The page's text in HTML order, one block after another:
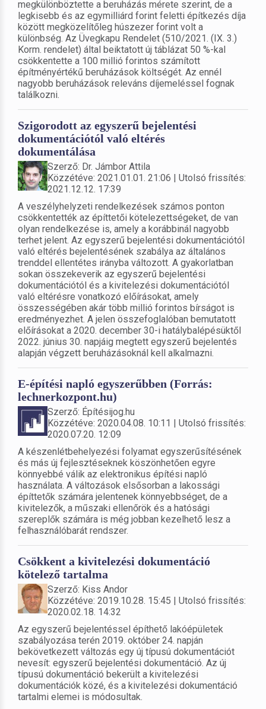
megkülönböztette a beruházás mérete szerint, de a
legkisebb és az egymilliárd forint feletti építkezés díja
között megközelítőleg húszezer forint volt a
különbség. Az Üvegkapu Rendelet (510/2021. (IX. 3.)
Korm. rendelet) által beiktatott új táblázat 50 %-kal
csökkentette a 100 millió forintos számított
építményértékű beruházások költségét. Az ennél
nagyobb beruházások releváns díjemeléssel fognak
találkozni.
Szigorodott az egyszerű bejelentési
dokumentációtól való eltérés
dokumentálása
Szerző: Dr. Jámbor Attila
Közzétéve: 2021.01.01. 21:06 | Utolsó frissítés:
2021.12.12. 17:39
A veszélyhelyzeti rendelkezések számos ponton
csökkentették az építtetői kötelezettségeket, de van
olyan rendelkezése is, amely a korábbinál nagyobb
terhet jelent. Az egyszerű bejelentési dokumentációtól
való eltérés bejelentésének szabálya az általános
trenddel ellentétes irányba változott. A gyakorlatban
sokan összekeverik az egyszerű bejelentési
dokumentációtól és a kivitelezési dokumentációtól
való eltérésre vonatkozó előírásokat, amely
összességében akár több millió forintos bírságot is
eredményezhet. A jelen összefoglalóban bemutatott
előírásokat a 2020. december 30-i hatálybalépésüktől
2022. június 30. napjáig megtett egyszerű bejelentés
alapján végzett beruházásoknál kell alkalmazni.
E-építési napló egyszerűbben (Forrás:
lechnerkozpont.hu)
Szerző: Építésijog.hu
Közzétéve: 2020.04.08. 10:11 | Utolsó frissítés:
2020.07.20. 12:09
A készenlétbehelyezési folyamat egyszerűsítésének
és más új fejlesztéseknek köszönhetően egyre
könnyebbé válik az elektronikus építési napló
használata. A változások elsősorban a lakossági
építtetők számára jelentenek könnyebbséget, de a
kivitelezők, a műszaki ellenőrök és a hatósági
szereplők számára is még jobban kezelhető lesz a
felhasználóbarát rendszer.
Csökkent a kivitelezési dokumentáció
kötelező tartalma
Szerző: Kiss Andor
Közzétéve: 2019.10.28. 15:45 | Utolsó frissítés:
2020.02.18. 14:32
Az egyszerű bejelentéssel építhető lakóépületek
szabályozása terén 2019. október 24. napján
bekövetkezett változás egy új típusú dokumentációt
nevesít: egyszerű bejelentési dokumentáció. Az új
típusú dokumentáció bekerült a kivitelezési
dokumentációk közé, és a kivitelezési dokumentáció
tartalmi elemei is módosultak.